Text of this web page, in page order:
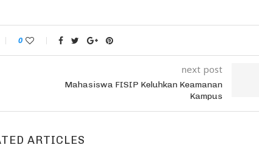
0
next post
Mahasiswa FISIP Keluhkan Keamanan
Kampus
ARTICLES